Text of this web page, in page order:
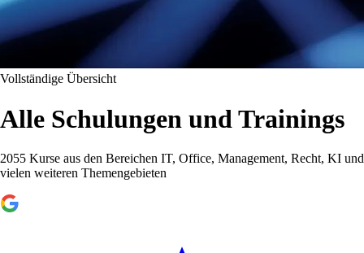
Vollständige Übersicht
Alle Schulungen und Trainings
2055 Kurse aus den Bereichen IT, Office, Management, Recht, KI und
vielen weiteren Themengebieten